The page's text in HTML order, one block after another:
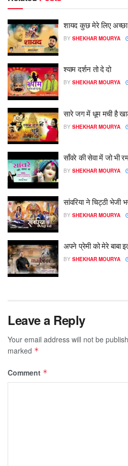
शायद कुछ मेरे लिए अच्छा
BY SHEKHAR MOURYA
श्याम दर्शन तो दे दो
BY SHEKHAR MOURYA
सारे जग में धूम मची है
BY SHEKHAR MOURYA
साँवरे की सेवा में जो भी
BY SHEKHAR MOURYA
सांवरिया ने चिट्ठी भेजी
BY SHEKHAR MOURYA
अपने प्रेमी को मेरे बाबा
BY SHEKHAR MOURYA
Leave a Reply
Your email address will not be
marked *
Comment *